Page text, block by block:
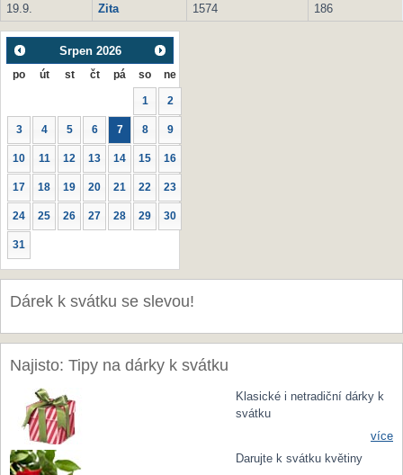
19.9.
Zita 1574 186
Srpen 2026
po út st čt pá so ne
1 2
3 4 5 6 7 8 9
10 11 12 13 14 15 16
17 18 19 20 21 22 23
24 25 26 27 28 29 30
31
Dárek k svátku se slevou!
Najisto: Tipy na dárky k svátku
Klasické i netradiční dárky k
svátku
více
Darujte k svátku květiny